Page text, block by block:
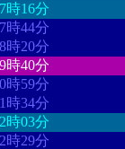
時16分
時44分
時20分
時40分
時59分
時34分
時03分
時29分